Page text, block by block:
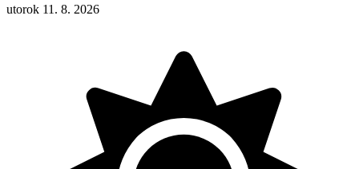
utorok 11. 8. 2026